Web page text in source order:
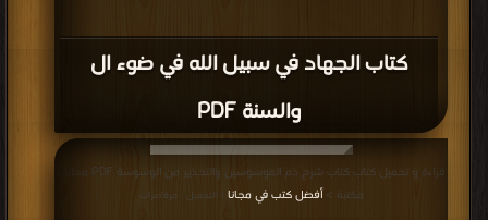
كتاب الجهاد في سبيل الله في ضوء ال
والسنة PDF
قراءة و تحميل كتاب كتاب شرح ذم الموسوسين والتحذير من الوسوسة PDF مجانا |
مكتبة >أفضل كتب في مجانا | التحميل : مرة/مرات